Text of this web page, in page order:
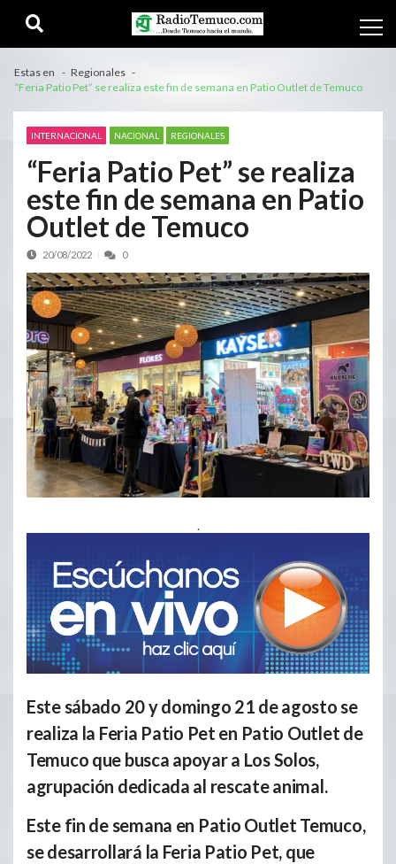
Estas en
Regionales
“Feria Patio Pet” se realiza este fin de semana en Patio Outlet de Temuco
INTERNACIONAL NACIONAL REGIONALES
“Feria Patio Pet” se realiza
este fin de semana en Patio
Outlet de Temuco
20/08/2022 0
.
Este sábado 20 y domingo 21 de agosto se
realiza la Feria Patio Pet en Patio Outlet de
Temuco que busca apoyar a Los Solos,
agrupación dedicada al rescate animal.
Este fin de semana en Patio Outlet Temuco,
se desarrollará la Feria Patio Pet, que